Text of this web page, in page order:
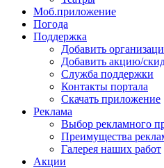
Моб.приложение
Погода
Поддержка
Добавить
Добавить акцию/
Служба поддержки
Контакты портала
Скачать приложение
Реклама
Выбор рекламного
Преимущества
Галерея наших работ
Акции